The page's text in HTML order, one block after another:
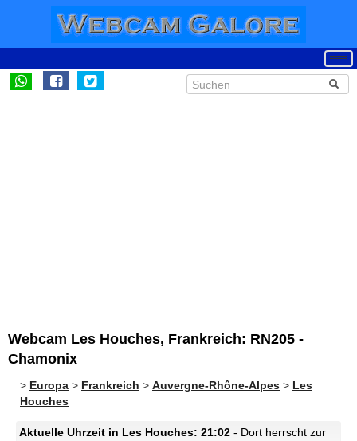
Webcam Les Houches, Frankreich: RN205 -
Chamonix
> Europa > Frankreich > Auvergne-Rhône-Alpes > Les
Houches
Aktuelle Uhrzeit in Les Houches: 21:02 - Dort herrscht zur